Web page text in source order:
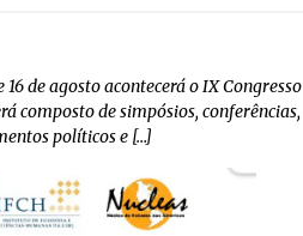
de agosto acontecerá o IX Congresso
composto de simpósios, conferências,
políticos e […]